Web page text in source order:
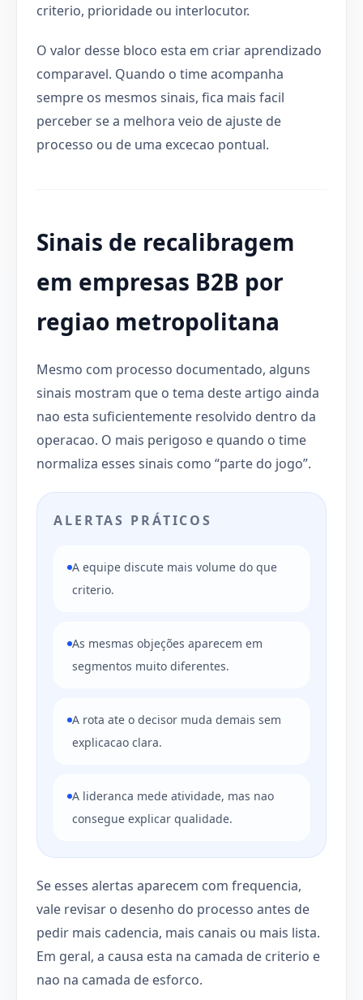
criterio, prioridade ou interlocutor.
O valor desse bloco esta em criar aprendizado
comparavel. Quando o time acompanha
sempre os mesmos sinais, fica mais facil
perceber se a melhora veio de ajuste de
processo ou de uma excecao pontual.
Sinais de recalibragem
em empresas B2B por
regiao metropolitana
Mesmo com processo documentado, alguns
sinais mostram que o tema deste artigo ainda
nao esta suficientemente resolvido dentro da
operacao. O mais perigoso e quando o time
normaliza esses sinais como “parte do jogo”.
ALERTAS PRÁTICOS
A equipe discute mais volume do que
criterio.
As mesmas objeções aparecem em
segmentos muito diferentes.
A rota ate o decisor muda demais sem
explicacao clara.
A lideranca mede atividade, mas nao
consegue explicar qualidade.
Se esses alertas aparecem com frequencia,
vale revisar o desenho do processo antes de
pedir mais cadencia, mais canais ou mais lista.
Em geral, a causa esta na camada de criterio e
nao na camada de esforco.